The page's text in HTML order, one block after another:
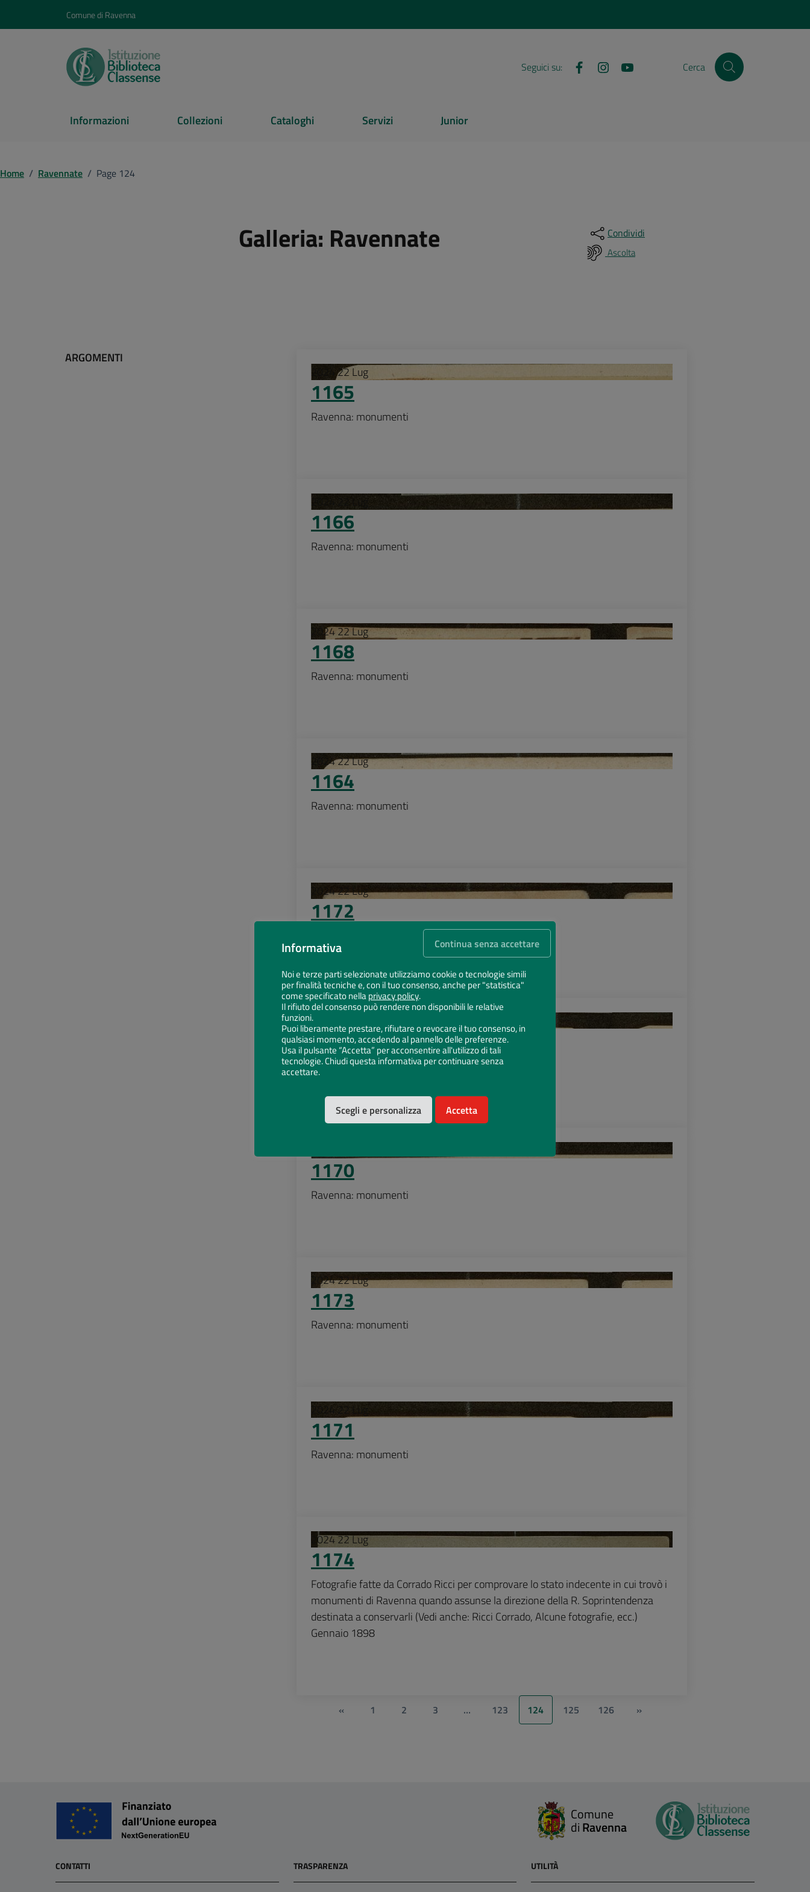
Comune di Ravenna
Seguici su: FacebookInstagram Cerca
Informazioni Collezioni Cataloghi Servizi Junior
Home / Ravennate / Page 124
Galleria: Ravennate Condividi
Ascolta
ARGOMENTI
22Lug
1165
Ravenna: monumenti
1166
Ravenna: monumenti
202422Lug
1168
Ravenna: monumenti
202422Lug
1164
Ravenna: monumenti
202422Lug
1172
2024
1169
Ravenna: monumenti
1170
Ravenna: monumenti
202422Lug
1173
Ravenna: monumenti
2024 22 Lug
1171
Ravenna: monumenti
202422Lug
1174
Fotografie fatte da Corrado Ricci per comprovare lo stato indecente in cui trovò i
monumenti di Ravenna quando assunse la direzione della R. Soprintendenza
destinata a conservarli (Vedi anche: Ricci Corrado, Alcune fotografie, ecc.)
Gennaio 1898
« 1 2 3 … 123 124 125 126 »
Comune
diRavenna
CONTATTI TRASPARENZA UTILITÀ
Informativa
Noi e terze parti selezionate utilizziamo cookie o tecnologie simili
per finalità tecniche e, con il tuo consenso, anche per "statistica"
come specificato nellaprivacy policy.
Il rifiuto del consenso può rendere non disponibili le relative
funzioni.
Puoi liberamente prestare, rifiutare o revocare il tuo consenso, in
qualsiasi momento, accedendo al pannello delle preferenze.
Usa il pulsante “Accetta” per acconsentire all'utilizzo di tali
tecnologie. Chiudi questa informativa per continuare senza
accettare.
Scegli e personalizza Accetta
Continua senza accettare